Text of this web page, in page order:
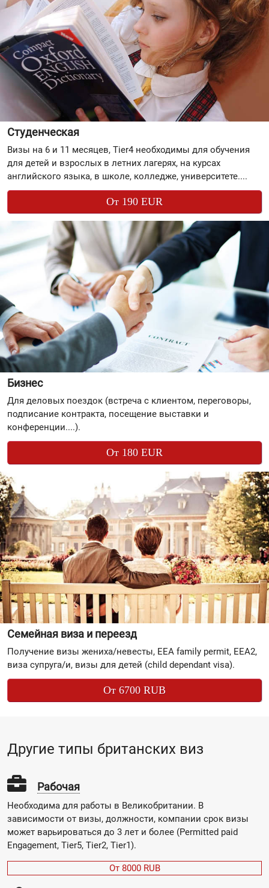
Студенческая
Визы на 6 и 11 месяцев, Tier4 необходимы для обучения
для детей и взрослых в летних лагерях, на курсах
английского языка, в школе, колледже, университете....
От 190 EUR
Бизнес
Для деловых поездок (встреча с клиентом, переговоры,
подписание контракта, посещение выставки и
конференции....).
От 180 EUR
Семейная виза и переезд
Получение визы жениха/невесты, EEA family permit, EEA2,
виза супруга/и, визы для детей (child dependant visa).
От 6700 RUB
Другие типы британских виз
Рабочая
Необходима для работы в Великобритании. В
зависимости от визы, должности, компании срок визы
может варьироваться до 3 лет и более (Permitted paid
Engagement, Tier5, Tier2, Tier1).
От 8000 RUB